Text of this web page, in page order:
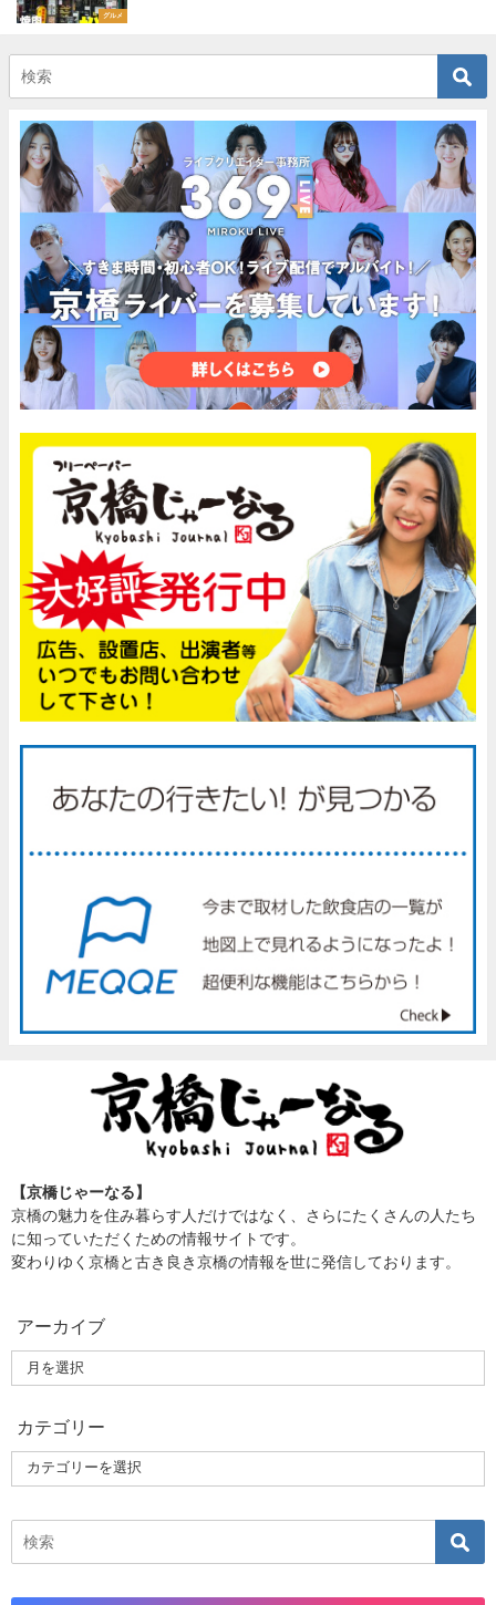
グルメ
【京橋じゃーなる】
京橋の魅力を住み暮らす人だけではなく、さらにたくさんの人たち
に知っていただくための情報サイトです。
変わりゆく京橋と古き良き京橋の情報を世に発信しております。
アーカイブ
カテゴリー